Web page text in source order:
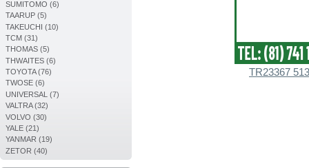
SUMITOMO (6)
TAARUP (5)
TAKEUCHI (10)
TCM (31)
THOMAS (5)
THWAITES (6)
TOYOTA (76)
TWOSE (6)
UNIVERSAL (7)
VALTRA (32)
VOLVO (30)
YALE (21)
YANMAR (19)
ZETOR (40)
TR23367